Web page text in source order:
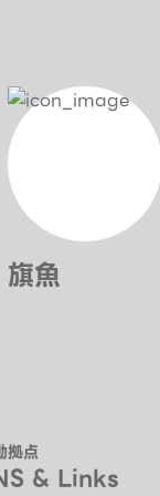
旗魚
拠点
& Links